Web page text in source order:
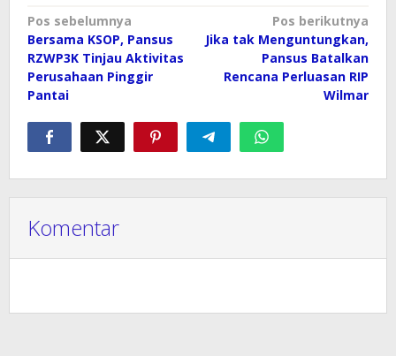
Navigasi
pos
Pos sebelumnya
Bersama KSOP, Pansus
RZWP3K Tinjau Aktivitas
Perusahaan Pinggir
Pantai
Pos berikutnya
Jika tak Menguntungkan,
Pansus Batalkan
Rencana Perluasan RIP
Wilmar
Komentar